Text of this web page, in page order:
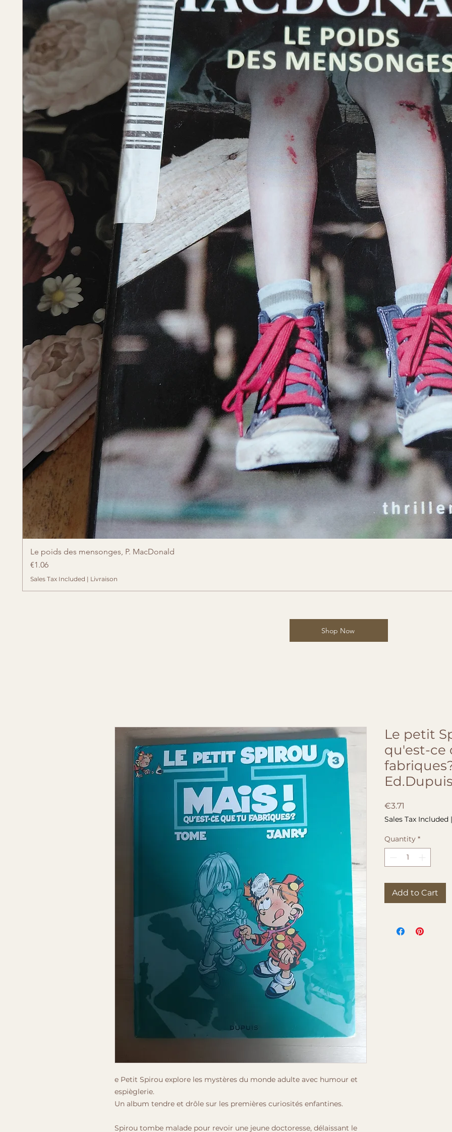
Le poids des mensonges, P. MacDonald
Price
€1.06
Sales Tax Included | Livraison
Shop Now
e Petit Spirou explore les mystères du monde adulte avec humour et
espièglerie.
Un album tendre et drôle sur les premières curiosités enfantines.
Spirou tombe malade pour revoir une jeune doctoresse, délaissant le
Le petit
qu'est-ce
Ed.Dupuis
€3.71
Sales Tax Included |
Quantity *
Add to Cart